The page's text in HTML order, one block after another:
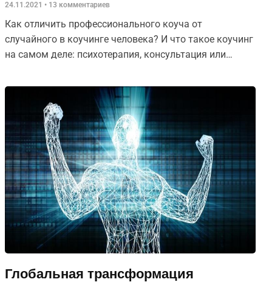
24.11.2021 13 комментариев
Как отличить профессионального коуча от
случайного в коучинге человека? И что такое коучинг
на самом деле: психотерапия, консультация или
Глобальная трансформация